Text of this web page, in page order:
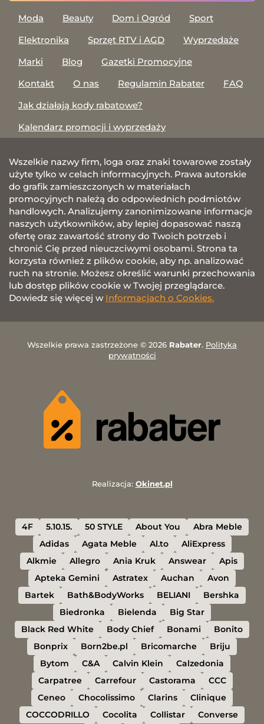
Moda Beauty Dom i Ogród
Sport
Elektronika
Sprzęt RTV i AGD
Wyprzedaże
Marki
Blog
Gazetki Promocyjne
Kontakt
O nas Regulamin Rabater
FAQ
Jak działają kody rabatowe?
Kalendarz promocji i wyprzedaży
Wszelkie nazwy firm, loga oraz znaki towarowe zostały
użyte tylko w celach informacyjnych. Prawa autorskie
do grafik zamieszczonych w materiałach
promocyjnych należą do odpowiednich podmiotów
handlowych. Analizujemy zanonimizowane informacje
naszych użytkowników, aby lepiej dopasować naszą
ofertę oraz zawartość strony do Twoich potrzeb i
chronić Cię przed nieuczciwymi osobami. Strona ta
korzysta również z plików cookie, aby np. analizować
ruch na stronie. Możesz określić warunki przechowania
lub dostęp plików cookie w Twojej przeglądarce.
Dowiedz się więcej w Informacjach o Cookies.
Wszelkie prawa zastrzeżone © 2026 Rabater. Polityka
prywatności
Realizacja: Okinet.pl
4F 5.10.15. 50 STYLE About You
Abra Meble
Adidas
Agata Meble Al.to
AliExpress
Alkmie
Allegro Ania Kruk Answear
Apis
Apteka Gemini
Astratex Auchan
Avon
Bartek
Bath&BodyWorks BELIANI
Bershka
Biedronka
Bielenda
Big Star
Black Red White
Body Chief Bonami
Bonito
Bonprix
Born2be.pl Bricomarche
Briju
Bytom
C&A Calvin Klein
Calzedonia
Carpatree
Carrefour Castorama
CCC
Ceneo
Chocolissimo Clarins
Clinique
COCCODRILLO
Cocolita Collistar Converse